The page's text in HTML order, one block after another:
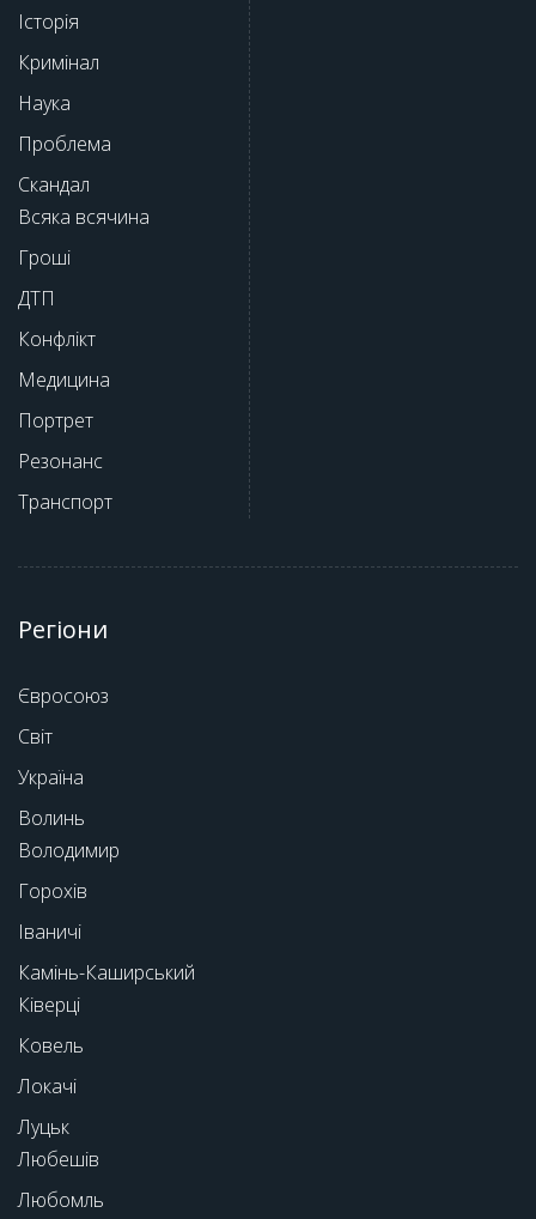
Історія
Кримінал
Наука
Проблема
Скандал
Всяка всячина
Гроші
ДТП
Конфлікт
Медицина
Портрет
Резонанс
Транспорт
Регіони
Євросоюз
Світ
Україна
Волинь
Володимир
Горохів
Іваничі
Камінь-Каширський
Ківерці
Ковель
Локачі
Луцьк
Любешів
Любомль